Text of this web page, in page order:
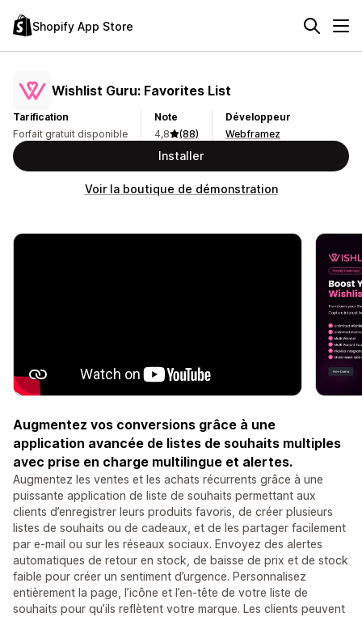
Shopify App Store
Wishlist Guru: Favorites List
Tarification
Forfait gratuit disponible
Note
4,8
(88)
Développeur
Webframez
Installer
Voir la boutique de démonstration
Augmentez vos conversions grâce à une
application avancée de listes de souhaits multiples
avec prise en charge multilingue et alertes.
Augmentez les ventes et les achats récurrents grâce à une
puissante application de liste de souhaits permettant aux
clients d’enregistrer leurs produits favoris, de créer plusieurs
listes de souhaits ou de cadeaux, et de les partager facilement
par e-mail ou sur les réseaux sociaux. Envoyez des alertes
automatiques de retour en stock, de baisse de prix et de stock
faible pour créer un sentiment d’urgence. Personnalisez
entièrement la page, l’icône et l’en-tête de votre liste de
souhaits pour qu’ils reflètent votre marque. Les clients peuvent